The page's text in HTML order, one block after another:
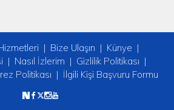
Bize Ulaşın
Künye
Nasıl İzlerim
Gizlilik Politikası
Politikası İlgili Kişi Başvuru Formu